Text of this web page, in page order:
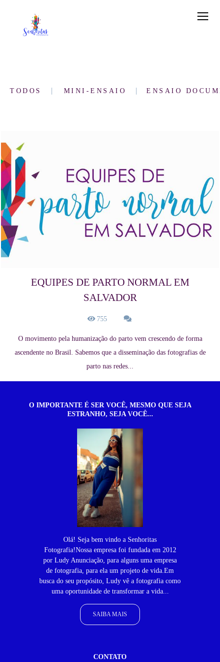
TODOS MINI-ENSAIO ENSAIO
EQUIPES DE PARTO NORMAL EM
SALVADOR
755
O movimento pela humanização do parto vem crescendo de forma
ascendente no Brasil. Sabemos que a disseminação das fotografias de
parto nas redes...
O IMPORTANTE É SER VOCÊ, MESMO QUE SEJA
ESTRANHO, SEJA VOCÊ...
Olá! Seja bem vindo a Senhoritas
Fotografia!Nossa empresa foi fundada em 2012
por Ludy Anunciação, para alguns uma empresa
de fotografia, para ela um projeto de vida.Em
busca do seu propósito, Ludy vê a fotografia como
uma oportunidade de transformar a vida...
SAIBA MAIS
CONTATO